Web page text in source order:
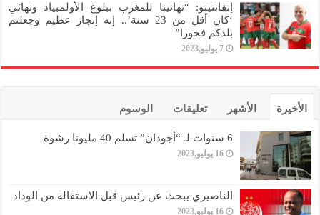
إنفانتينو: “تهانينا للمغرب ببلوغ الأولمبياد ونهائي
‘كان أقل من 23 سنة’.. إنه إنجاز عظيم وجعلتم
بلدكم فخورا”
7 يوليو,2023
الأخيرة الأشهر تعليقات الوسوم
6 سنوات لـ “أجودان” تسلم 40 مليونا رشوة
16 يوليو,2023
الناصيري يبحث عن رئيس قبل الاستقالة من الوداد
16 يوليو,2023